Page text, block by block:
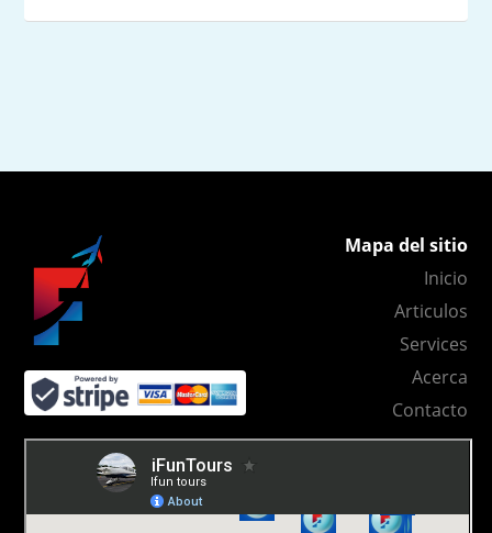
Mapa del sitio
Inicio
Articulos
Services
Acerca
Contacto